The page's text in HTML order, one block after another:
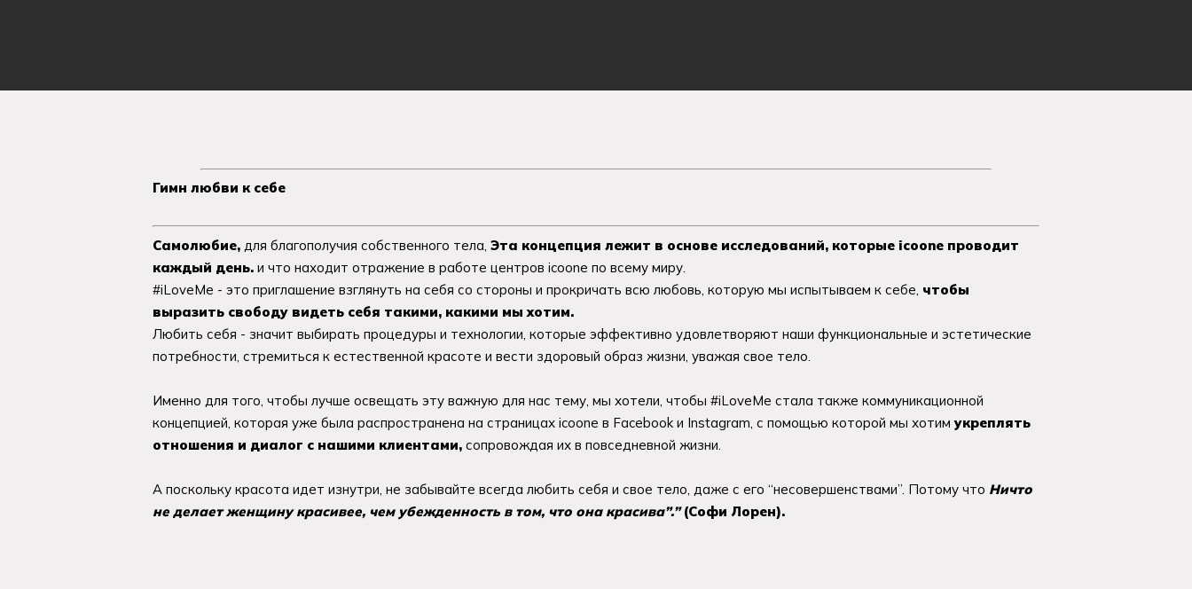
Гимн любви к себе
Самолюбие, для благополучия собственного тела, Эта концепция лежит в основе исследований, которые icoone проводит
каждый день. и что находит отражение в работе центров icoone по всему миру.
#iLoveMe - это приглашение взглянуть на себя со стороны и прокричать всю любовь, которую мы испытываем к себе, чтобы
выразить свободу видеть себя такими, какими мы хотим.
Любить себя - значит выбирать процедуры и технологии, которые эффективно удовлетворяют наши функциональные и эстетические
потребности, стремиться к естественной красоте и вести здоровый образ жизни, уважая свое тело.
Именно для того, чтобы лучше освещать эту важную для нас тему, мы хотели, чтобы #iLoveMe стала также коммуникационной
концепцией, которая уже была распространена на страницах icoone в Facebook и Instagram, с помощью которой мы хотим укреплять
отношения и диалог с нашими клиентами, сопровождая их в повседневной жизни.
А поскольку красота идет изнутри, не забывайте всегда любить себя и свое тело, даже с его “несовершенствами”. Потому что Ничто
не делает женщину красивее, чем убежденность в том, что она красива”.”(Софи Лорен).